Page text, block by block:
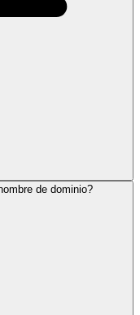
de dominio?